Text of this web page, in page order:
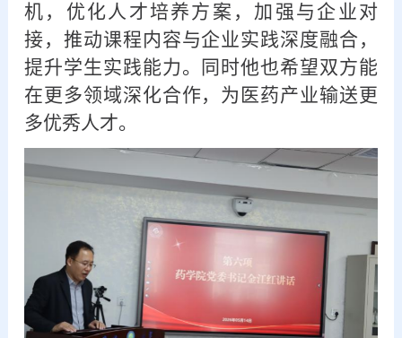
机，优化人才培养方案，加强与企业对
接，推动课程内容与企业实践深度融合，
提升学生实践能力。同时他也希望双方能
在更多领域深化合作，为医药产业输送更
多优秀人才。